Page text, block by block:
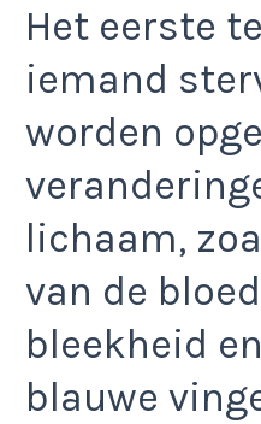
Het eerste
iemand
worden
lichaam,
van de
bleekheid
blauwe